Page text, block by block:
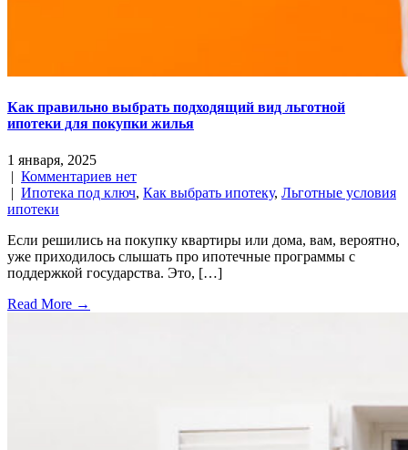
Как правильно выбрать подходящий вид льготной
ипотеки для покупки жилья
1 января, 2025
| Комментариев нет
| Ипотека под ключ, Как выбрать ипотеку, Льготные условия
ипотеки
Если решились на покупку квартиры или дома, вам, вероятно,
уже приходилось слышать про ипотечные программы с
поддержкой государства. Это, […]
Read More →